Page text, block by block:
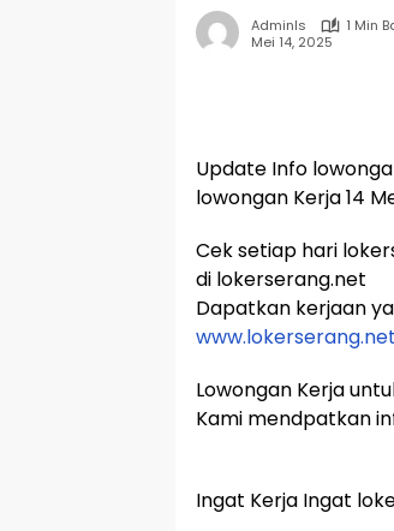
Adminls
1 Min
Mei 14, 2025
Update Info
lowongan Kerja 14
Cek setiap hari
di lokerserang.net
Dapatkan kerjaan
www.lokerserang.net
Lowongan Kerja
Kami mendpatkan
Ingat Kerja Ingat